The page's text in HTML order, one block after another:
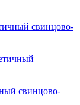
свинцово-
свинцово-